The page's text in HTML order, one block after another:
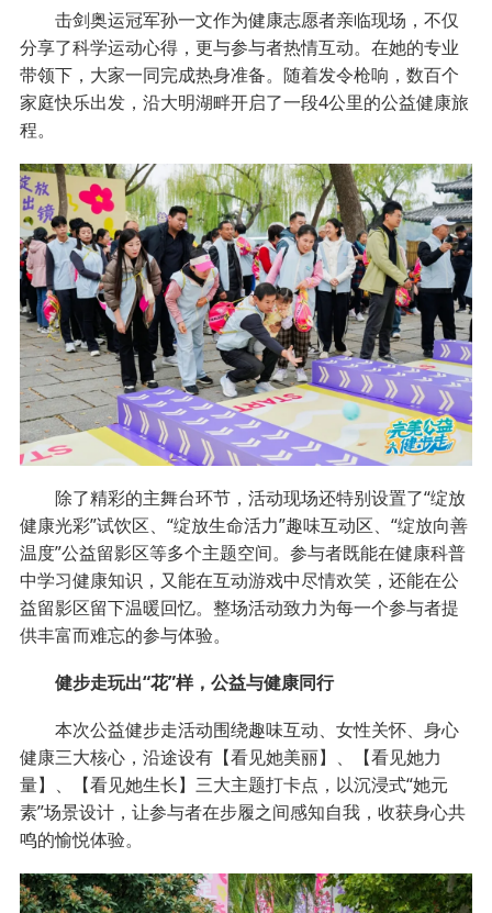
击剑奥运冠军孙一文作为健康志愿者亲临现场，不仅
分享了科学运动心得，更与参与者热情互动。在她的专业
带领下，大家一同完成热身准备。随着发令枪响，数百个
家庭快乐出发，沿大明湖畔开启了一段4公里的公益健康旅
程。
除了精彩的主舞台环节，活动现场还特别设置了“绽放
健康光彩”试饮区、“绽放生命活力”趣味互动区、“绽放向善
温度”公益留影区等多个主题空间。参与者既能在健康科普
中学习健康知识，又能在互动游戏中尽情欢笑，还能在公
益留影区留下温暖回忆。整场活动致力为每一个参与者提
供丰富而难忘的参与体验。
健步走玩出“花”样，公益与健康同行
本次公益健步走活动围绕趣味互动、女性关怀、身心
健康三大核心，沿途设有【看见她美丽】、【看见她力
量】、【看见她生长】三大主题打卡点，以沉浸式“她元
素”场景设计，让参与者在步履之间感知自我，收获身心共
鸣的愉悦体验。